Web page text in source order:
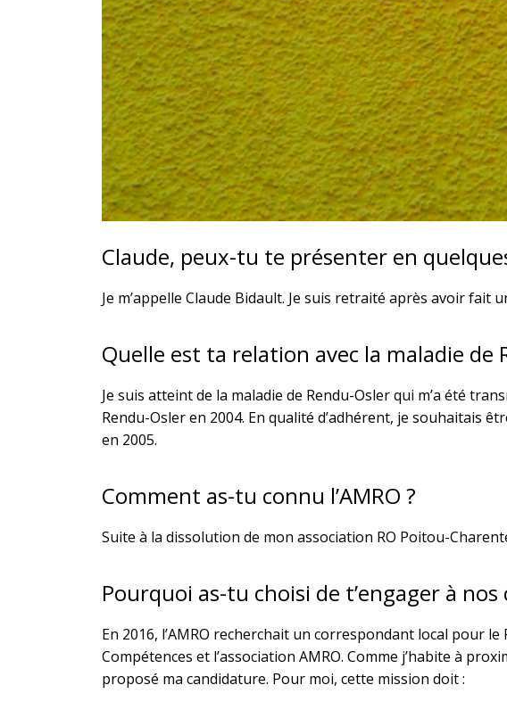
Claude, peux-tu te présenter en
Je m’appelle Claude Bidault. Je suis retraité après avoir
Quelle est ta relation avec la maladie de
Je suis atteint de la maladie de Rendu-Osler qui m’a été
Rendu-Osler en 2004. En qualité d’adhérent, je souhaitais
en 2005.
Comment as-tu connu l’AMRO ?
Suite à la dissolution de mon association RO Poitou-
Pourquoi as-tu choisi de t’engager à nos
En 2016, l’AMRO recherchait un correspondant local pour
Compétences et l’association AMRO. Comme j’habite à
proposé ma candidature. Pour moi, cette mission doit :